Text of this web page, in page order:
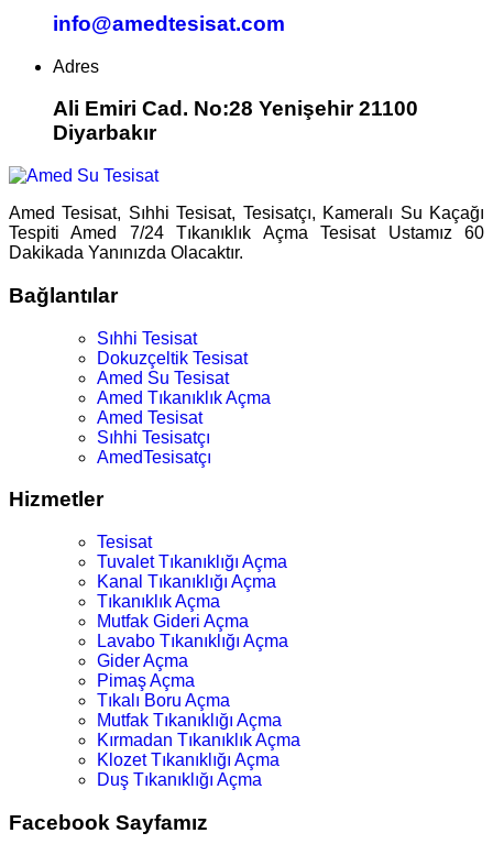
info@amedtesisat.com
Adres
Ali Emiri Cad. No:28 Yenişehir 21100
Diyarbakır
Amed Tesisat, Sıhhi Tesisat, Tesisatçı, Kameralı Su Kaçağı
Tespiti Amed 7/24 Tıkanıklık Açma Tesisat Ustamız 60
Dakikada Yanınızda Olacaktır.
Bağlantılar
Sıhhi Tesisat
Dokuzçeltik Tesisat
Amed Su Tesisat
Amed Tıkanıklık Açma
Amed Tesisat
Sıhhi Tesisatçı
AmedTesisatçı
Hizmetler
Tesisat
Tuvalet Tıkanıklığı Açma
Kanal Tıkanıklığı Açma
Tıkanıklık Açma
Mutfak Gideri Açma
Lavabo Tıkanıklığı Açma
Gider Açma
Pimaş Açma
Tıkalı Boru Açma
Mutfak Tıkanıklığı Açma
Kırmadan Tıkanıklık Açma
Klozet Tıkanıklığı Açma
Duş Tıkanıklığı Açma
Facebook Sayfamız